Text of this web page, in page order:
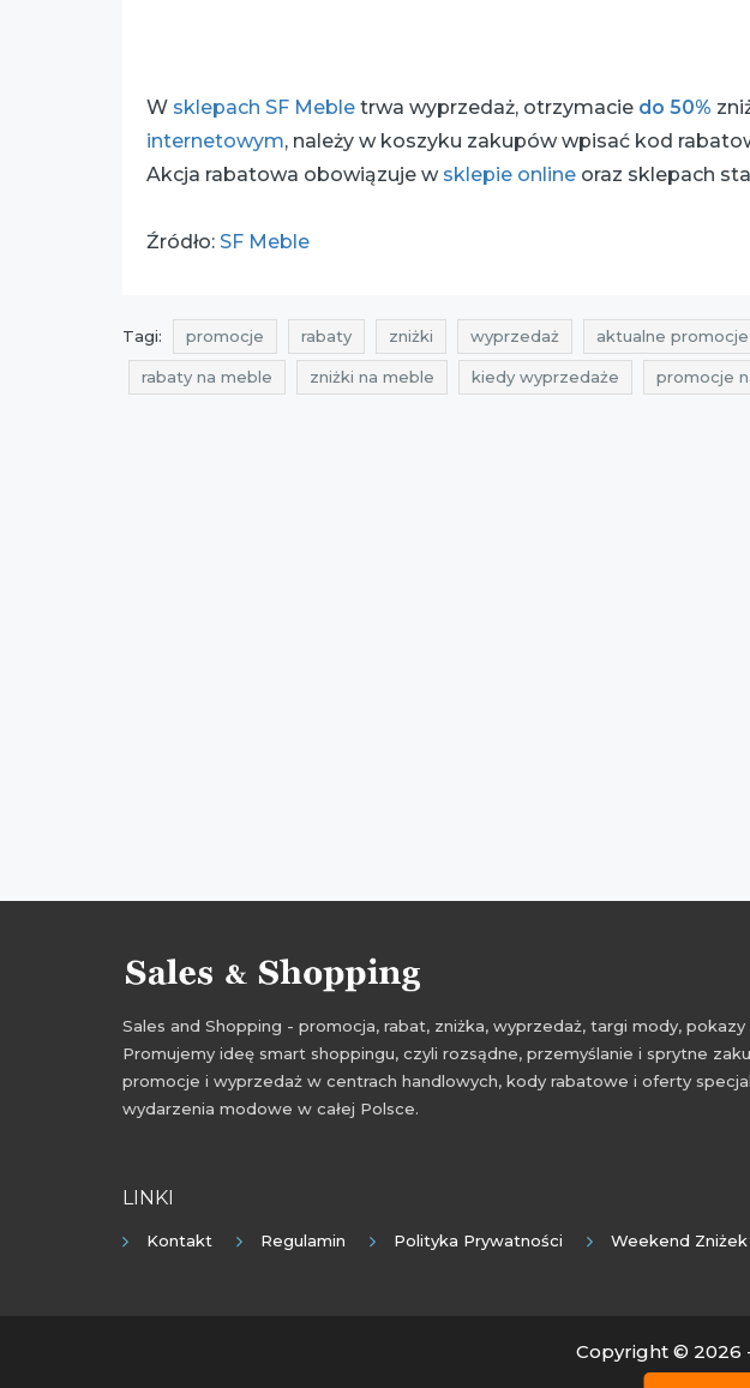
W sklepach SF Meble trwa wyprzedaż, otrzymacie do 50%
internetowym, należy w koszyku zakupów wpisać kod
Akcja rabatowa obowiązuje w sklepie online oraz sklepach
Źródło: SF Meble
Tagi: promocje rabaty zniżki wyprzedaż aktualne
rabaty na meble zniżki na meble kiedy wyprzedaże promocje
Sales and Shopping - promocja, rabat, zniżka, wyprzedaż, targi mody,
Promujemy ideę smart shoppingu, czyli rozsądne, przemyślanie i sprytne
promocje i wyprzedaż w centrach handlowych, kody rabatowe i oferty
wydarzenia modowe w całej Polsce.
LINKI
Kontakt Regulamin Polityka Prywatności Weekend Zniżek
Copyright © 2026